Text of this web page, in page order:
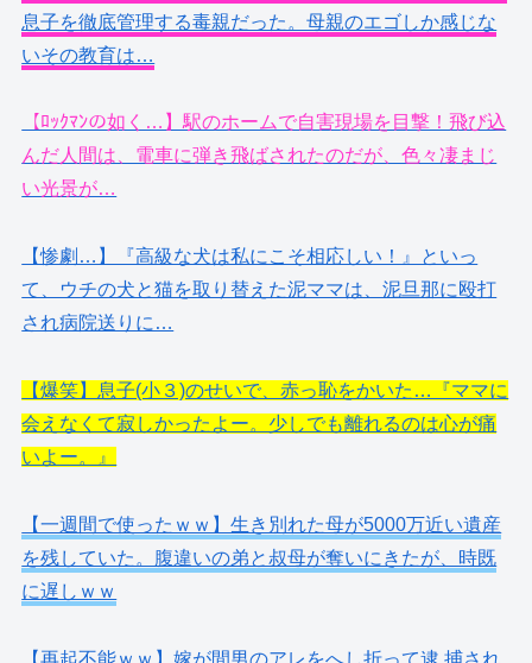
息子を徹底管理する毒親だった。母親のエゴしか感じな
いその教育は…
【ﾛｯｸﾏﾝの如く…】駅のホームで自害現場を目撃！飛び込
んだ人間は、電車に弾き飛ばされたのだが、色々凄まじ
い光景が…
【惨劇…】『高級な犬は私にこそ相応しい！』といっ
て、ウチの犬と猫を取り替えた泥ママは、泥旦那に殴打
され病院送りに…
【爆笑】息子(小３)のせいで、赤っ恥をかいた…『ママに
会えなくて寂しかったよー。少しでも離れるのは心が痛
いよー。』
【一週間で使ったｗｗ】生き別れた母が5000万近い遺産
を残していた。腹違いの弟と叔母が奪いにきたが、時既
に遅しｗｗ
【再起不能ｗｗ】嫁が間男のアレをへし折って逮 捕され